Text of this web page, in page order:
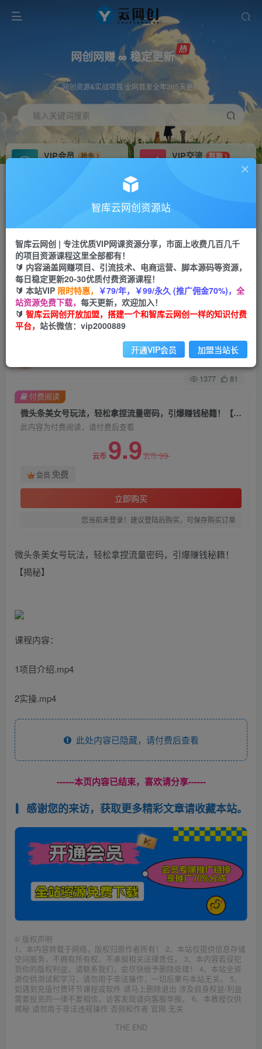
网创网赚 ∞ 稳定更新
网创资源&实战项目 全网首发全年365天更新
输入关键词搜索
VIP会员
抢先
VIP交流
群聊
研究探讨更多创业项目路子。
会员专属推广链接
网赚网创 项目
365天稳定跟新
APP下载
GO
首页 创业课程 会员免费 正文
微头条美女号玩法，轻松拿捏流量密码，引爆赚钱
秘籍！【揭秘】
关注 私信
1377 81
微头条美女号玩法，轻松拿捏流量密码，引爆赚钱秘籍！【揭秘】
此内容为付费阅读，请付费后查看
云币 9.9云币99
会员 免费
立即购买
您当前未登录！建议登陆后购买，可保存购买订单
付费阅读
微头条美女号玩法，轻松拿捏流量密码，引爆赚钱秘籍！
【揭秘】
课程内容：
1项目介绍.mp4
2实操.mp4
此处内容已隐藏，请付费后查看
------本页内容已结束，喜欢请分享------
感谢您的来访，获取更多精彩文章请收藏本站。
© 版权声明
1、本内容转载于网络，版权归原作者所有！ 2、本站仅提供信息存储
空间服务，不拥有所有权，不承担相关法律责任。 3、本内容若侵犯
到你的版权利益，请联系我们，会尽快给予删除处理！ 4、本站全资
源仅供测试和学习，请勿用于非法操作，一切后果与本站无关。 5、
如遇到充值付费环节课程或软件 请马上删除退出 涉及自身权益/利益
需要投资的一律不要相信，访客发现请向客服举报。 6、本教程仅供
揭秘 请勿用于非法违规操作 否则和作者 官网 无关
THE END
智库云网创资源站
智库云网创 | 专注优质VIP网课资源分享，市面上收费几百几千
的项目资源课程这里全部都有！
🔰 内容涵盖网赚项目、引流技术、电商运营、脚本源码等资源，
每日稳定更新20-30优质付费资源课程！
🔰 本站VIP 限时特惠， ￥79/年，￥99/永久 (推广佣金70%)， 全
站资源免费下载， 每天更新，欢迎加入！
🔰 智库云网创开放加盟，搭建一个和智库云网创一样的知识付费
平台， 站长微信：vip2000889
开通VIP会员 加盟当站长